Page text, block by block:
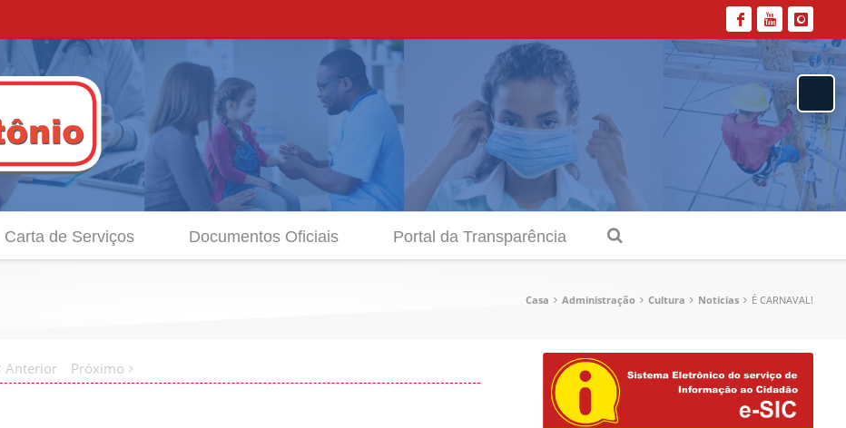
Carta de Serviços Documentos Oficiais Portal da Transparência
Casa Administração Cultura Noticias É CARNAVAL!
Anterior Próximo